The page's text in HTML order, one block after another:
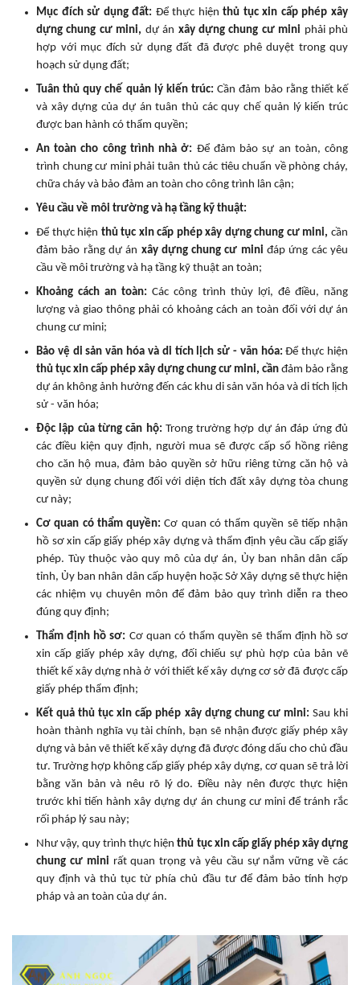
Mục đích sử dụng đất: Để thực hiệnthủ tục xin cấp phép xây
dựng chung cư mini, dự án xây dựng chung cư mini phải phù
hợp với mục đích sử dụng đất đã được phê duyệt trong quy
hoạch sử dụng đất;
Tuân thủ quy chế quản lý kiến trúc: Cần đảm bảo rằng thiết kế
và xây dựng của dự án tuân thủ các quy chế quản lý kiến trúc
được ban hành có thẩm quyền;
An toàn cho công trình nhà ở: Để đảm bảo sự an toàn, công
trình chung cư mini phải tuân thủ các tiêu chuẩn về phòng cháy,
chữa cháy và bảo đảm an toàn cho công trình lân cận;
Yêu cầu về môi trường và hạ tầng kỹ thuật:
Để thực hiện thủ tục xin cấp phép xây dựng chung cư mini,cần
đảm bảo rằng dự án xây dựng chung cư mini đáp ứng các yêu
cầu về môi trường và hạ tầng kỹ thuật an toàn;
Khoảng cách an toàn: Các công trình thủy lợi, đê điều, năng
lượng và giao thông phải có khoảng cách an toàn đối với dự án
chung cư mini;
Bảo vệ di sản văn hóa và di tích lịch sử - văn hóa: Để thực hiện
thủ tục xin cấp phép xây dựng chung cư mini, cần đảm bảo rằng
dự án không ảnh hưởng đến các khu di sản văn hóa và di tích lịch
sử - văn hóa;
Độc lập của từng căn hộ: Trong trường hợp dự án đáp ứng đủ
các điều kiện quy định, người mua sẽ được cấp sổ hồng riêng
cho căn hộ mua, đảm bảo quyền sở hữu riêng từng căn hộ và
quyền sử dụng chung đối với diện tích đất xây dựng tòa chung
cư này;
Cơ quan có thẩm quyền: Cơ quan có thẩm quyền sẽ tiếp nhận
hồ sơ xin cấp giấy phép xây dựng và thẩm định yêu cầu cấp giấy
phép. Tùy thuộc vào quy mô của dự án, Ủy ban nhân dân cấp
tỉnh, Ủy ban nhân dân cấp huyện hoặc Sở Xây dựng sẽ thực hiện
các nhiệm vụ chuyên môn để đảm bảo quy trình diễn ra theo
đúng quy định;
Thẩm định hồ sơ: Cơ quan có thẩm quyền sẽ thẩm định hồ sơ
xin cấp giấy phép xây dựng, đối chiếu sự phù hợp của bản vẽ
thiết kế xây dựng nhà ở với thiết kế xây dựng cơ sở đã được cấp
giấy phép thẩm định;
Kết quả thủ tục xin cấp phép xây dựng chung cư mini: Sau khi
hoàn thành nghĩa vụ tài chính, bạn sẽ nhận được giấy phép xây
dựng và bản vẽ thiết kế xây dựng đã được đóng dấu cho chủ đầu
tư. Trường hợp không cấp giấy phép xây dựng, cơ quan sẽ trả lời
bằng văn bản và nêu rõ lý do. Điều này nên được thực hiện
trước khi tiến hành xây dựng dự án chung cư mini để tránh rắc
rối pháp lý sau này;
Như vậy, quy trình thực hiệnthủ tục xin cấp giấy phép xây dựng
chung cư mini rất quan trọng và yêu cầu sự nắm vững về các
quy định và thủ tục từ phía chủ đầu tư để đảm bảo tính hợp
pháp và an toàn của dự án.